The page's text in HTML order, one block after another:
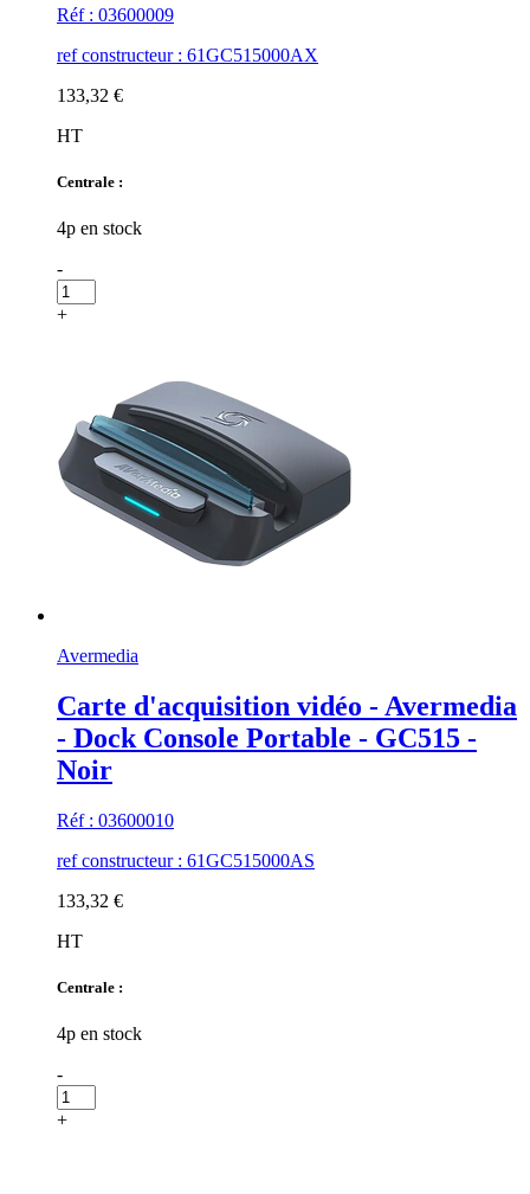
Réf : 03600009
ref constructeur : 61GC515000AX
133,32 €
HT
Centrale :
4p en stock
-
+
Avermedia
Carte d'acquisition vidéo - Avermedia
- Dock Console Portable - GC515 -
Noir
Réf : 03600010
ref constructeur : 61GC515000AS
133,32 €
HT
Centrale :
4p en stock
-
+